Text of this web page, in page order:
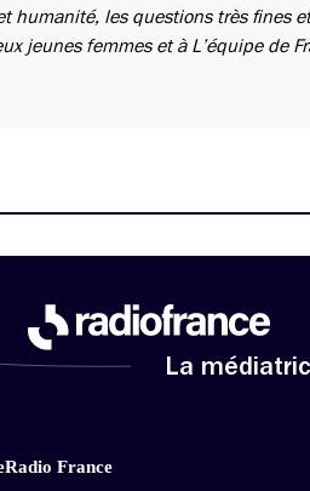
humanité, les questions très fines
jeunes femmes et à L’équipe de
La
Radio France